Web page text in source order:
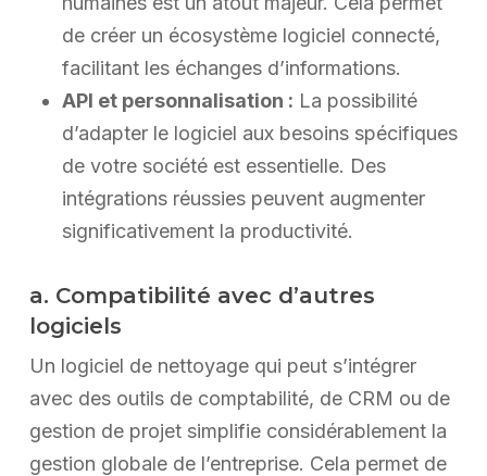
de créer un écosystème logiciel connecté,
facilitant les échanges d’informations.
API et personnalisation : La possibilité
d’adapter le logiciel aux besoins spécifiques
de votre société est essentielle. Des
intégrations réussies peuvent augmenter
significativement la productivité.
a. Compatibilité avec d’autres
logiciels
Un logiciel de nettoyage qui peut s’intégrer
avec des outils de comptabilité, de CRM ou de
gestion de projet simplifie considérablement la
gestion globale de l’entreprise. Cela permet de